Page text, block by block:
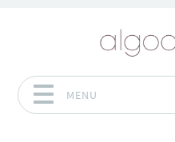
MENU